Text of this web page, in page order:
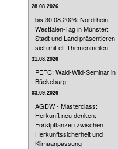
28.08.2026
bis 30.08.2026: Nordrhein-
Westfalen-Tag in Münster:
Stadt und Land präsentieren
sich mit elf Themenmeilen
31.08.2026
PEFC: Wald-Wild-Seminar in
Bückeburg
03.09.2026
AGDW - Masterclass:
Herkunft neu denken:
Forstpflanzen zwischen
Herkunftssicherheit und
Klimaanpassung